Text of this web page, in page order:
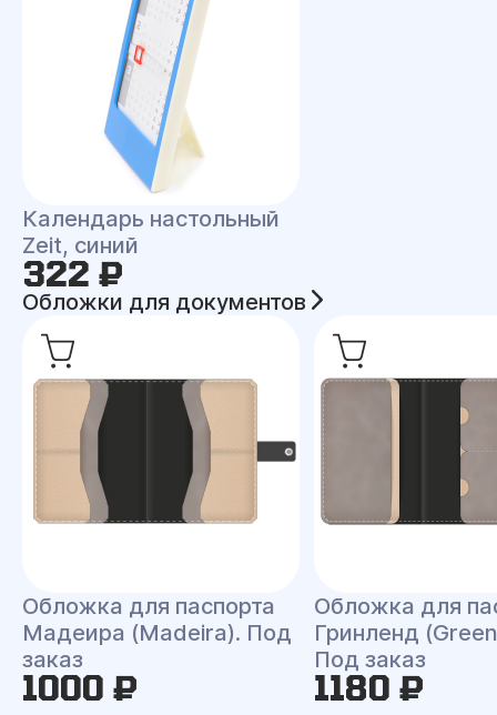
Календарь настольный
Zeit, синий
322 ₽
Обложки для документов
Обложка для паспорта
Мадеира (Madeira). Под
заказ
1000 ₽
Обложка для
Гринленд
Под заказ
1180 ₽